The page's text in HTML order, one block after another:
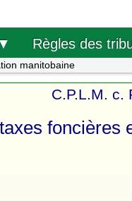
Règles des
manitobaine
C.P.L.M. c.